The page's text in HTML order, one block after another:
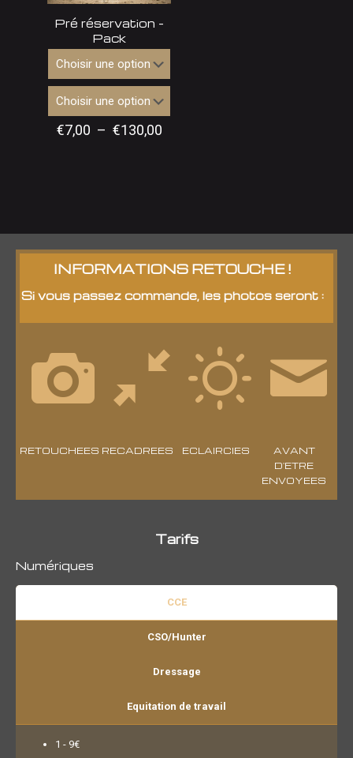
Pré réservation –
Pack
€7,00 – €130,00Plage
INFORMATIONS RETOUCHE !
Si vous passez commande, les photos seront :
RETOUCHEES RECADREES ECLAIRCIES
AVANT
D'ETRE
ENVOYEES
Tarifs
Numériques
CCE
CSO/Hunter
Dressage
Equitation de travail
1 - 9€